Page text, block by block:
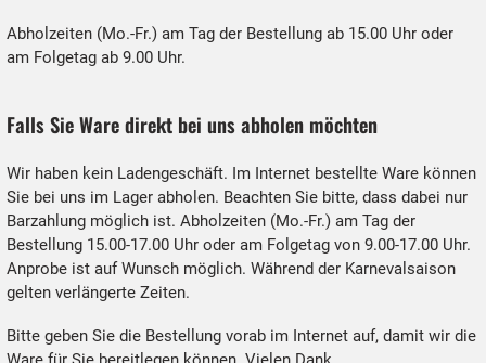
Abholzeiten (Mo.-Fr.) am Tag der Bestellung ab 15.00 Uhr oder
am Folgetag ab 9.00 Uhr.
Falls Sie Ware direkt bei uns abholen möchten
Wir haben kein Ladengeschäft. Im Internet bestellte Ware können
Sie bei uns im Lager abholen. Beachten Sie bitte, dass dabei nur
Barzahlung möglich ist. Abholzeiten (Mo.-Fr.) am Tag der
Bestellung 15.00-17.00 Uhr oder am Folgetag von 9.00-17.00 Uhr.
Anprobe ist auf Wunsch möglich. Während der Karnevalsaison
gelten verlängerte Zeiten.
Bitte geben Sie die Bestellung vorab im Internet auf, damit wir die